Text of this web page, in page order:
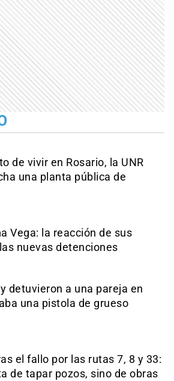
de vivir en Rosario, la UNR
una planta pública de
Vega: la reacción de sus
nuevas detenciones
detuvieron a una pareja en
una pistola de grueso
el fallo por las rutas 7, 8 y 33:
de tapar pozos, sino de obras